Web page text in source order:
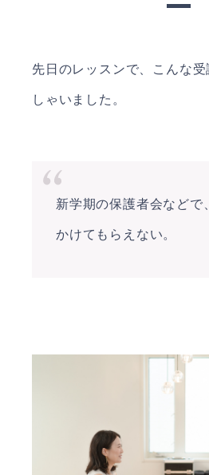
先日のレッスンで、こんな
しゃいました。
新学期の保護者会などで
かけてもらえない。